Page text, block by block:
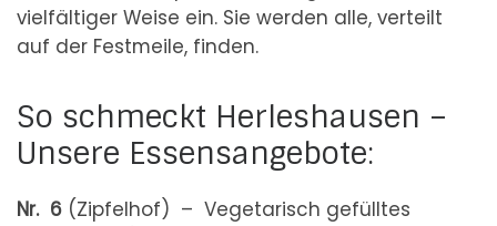
vielfältiger Weise ein. Sie werden alle, verteilt
auf der Festmeile, finden.
So schmeckt Herleshausen –
Unsere Essensangebote:
Nr. 6 (Zipfelhof) – Vegetarisch gefülltes